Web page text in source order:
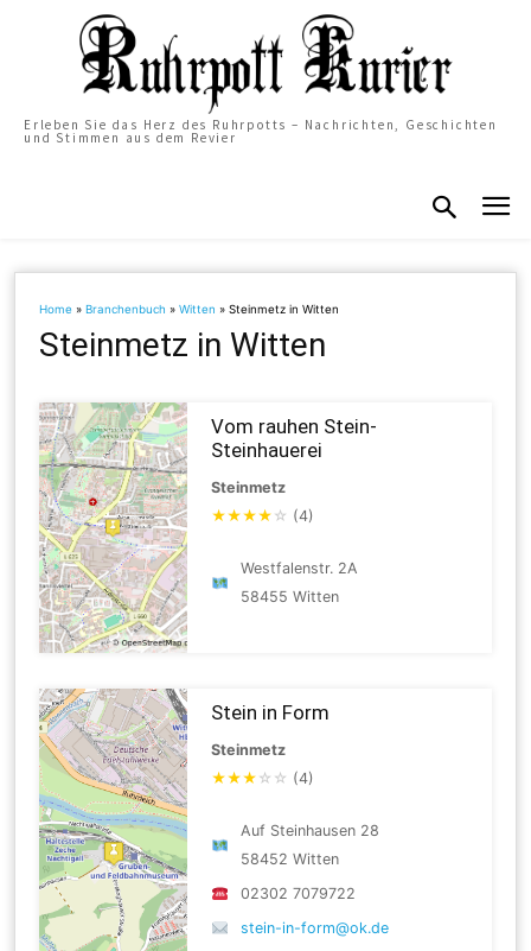
Erleben Sie das Herz des Ruhrpotts – Nachrichten, Geschichten
und Stimmen aus dem Revier
Home »Branchenbuch »Witten »Steinmetz in Witten
Steinmetz in Witten
Vom rauhen Stein-
Steinhauerei
Steinmetz
★★★★ ☆ (4)
Westfalenstr. 2A
58455 Witten
Stein in Form
Steinmetz
★★★ ☆ ☆ (4)
Auf Steinhausen 28
58452 Witten
02302 7079722
stein-in-form@ok.de